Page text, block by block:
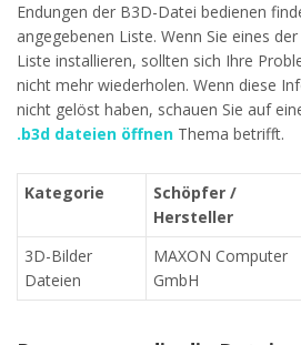
Endungen der B3D-Datei bedienen
angegebenen Liste. Wenn Sie eines
Liste installieren, sollten sich Ihre
nicht mehr wiederholen. Wenn diese
nicht gelöst haben, schauen Sie auf
.b3d dateien öffnen Thema betrifft.
Kategorie
Schöpfer /
Hersteller
3D-Bilder
Dateien
MAXON Computer
GmbH